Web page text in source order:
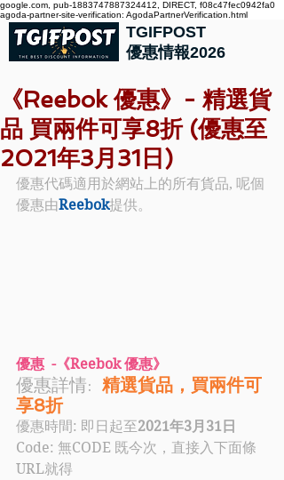
google.com, pub-1883747887324412, DIRECT, f08c47fec0942fa0
agoda-partner-site-verification: AgodaPartnerVerification.html
TGIFPOST
優惠情報2026
《Reebok 優惠》- 精選貨
品 買兩件可享8折 (優惠至
2021年3月31日)
優惠代碼適用於網站上的所有貨品, 呢個
優惠由Reebok提供。
優惠  -《Reebok 優惠》
優惠詳情: 精選貨品，買兩件可
享8折
優惠時間: 即日起至2021年3月31日
Code: 無CODE 既今次，直接入下面條
URL就得